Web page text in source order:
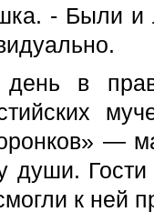
- Были и
день в
—
души.
к ней